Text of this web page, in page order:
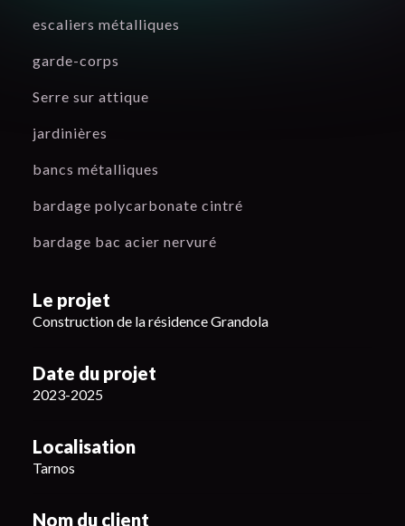
escaliers métalliques
garde-corps
Serre sur attique
jardinières
bancs métalliques
bardage polycarbonate cintré
bardage bac acier nervuré
Le projet
Construction de la résidence Grandola
Date du projet
2023-2025
Localisation
Tarnos
Nom du client